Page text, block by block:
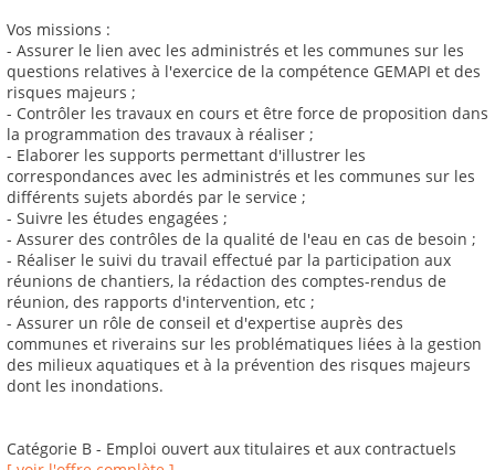
Vos missions :
- Assurer le lien avec les administrés et les communes sur les
questions relatives à l'exercice de la compétence GEMAPI et des
risques majeurs ;
- Contrôler les travaux en cours et être force de proposition dans
la programmation des travaux à réaliser ;
- Elaborer les supports permettant d'illustrer les
correspondances avec les administrés et les communes sur les
différents sujets abordés par le service ;
- Suivre les études engagées ;
- Assurer des contrôles de la qualité de l'eau en cas de besoin ;
- Réaliser le suivi du travail effectué par la participation aux
réunions de chantiers, la rédaction des comptes-rendus de
réunion, des rapports d'intervention, etc ;
- Assurer un rôle de conseil et d'expertise auprès des
communes et riverains sur les problématiques liées à la gestion
des milieux aquatiques et à la prévention des risques majeurs
dont les inondations.
Catégorie B - Emploi ouvert aux titulaires et aux contractuels